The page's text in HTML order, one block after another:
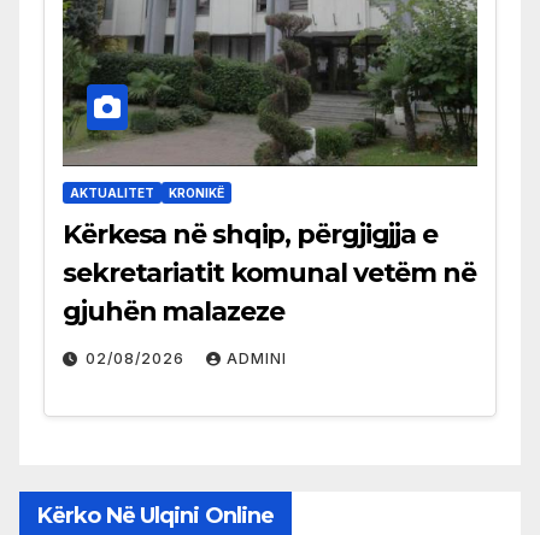
AKTUALITET KRONIKË
Kërkesa në shqip, përgjigjja e
sekretariatit komunal vetëm në
gjuhën malazeze
02/08/2026 ADMINI
Kërko Në Ulqini Online